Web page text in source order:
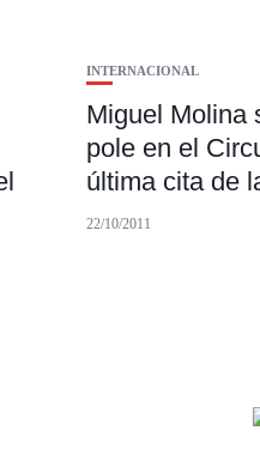
INTERNACIONAL
Miguel Molina
pole en el
última cita de
22/10/2011